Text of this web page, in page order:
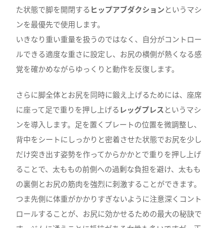
た状態で脚を開閉する ヒップアブダクションというマシ
ンを最優先で使用します。
いきなり重い重量を扱うのではなく、自分がコントロー
ルできる適度な重さに設定し、お尻の横側が熱くなる感
覚を確かめながらゆっくりと動作を反復します。
さらに脚全体とお尻を同時に鍛え上げるためには、座席
に座って足で重りを押し上げる レッグプレスというマシ
ンを導入します。足を置くプレートの位置を微調整し、
背中をシートにしっかりと密着させた状態でお尻を少し
だけ突き出す姿勢を作ってからかかとで重りを押し上げ
ることで、太ももの前側への過剰な負担を避け、太もも
の裏側とお尻の筋肉を強烈に刺激することができます。
つま先側に体重がかかりすぎないように注意深くコント
ロールすることが、お尻に効かせるための最大の秘訣で